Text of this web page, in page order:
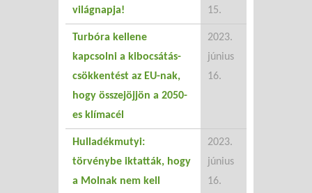
világnapja!
15.
Turbóra kellene
kapcsolni a kibocsátás-
csökkentést az EU-nak,
hogy összejöjjön a 2050-
es klímacél
2023.
június
16.
Hulladékmutyi:
törvénybe iktatták, hogy
a Molnak nem kell
2023.
június
16.